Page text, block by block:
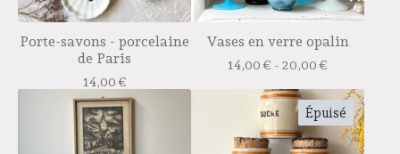
Porte-savons - porcelaine
de Paris
14,00€
Vases en verre opalin
14,00€ - 20,00€
Épuisé